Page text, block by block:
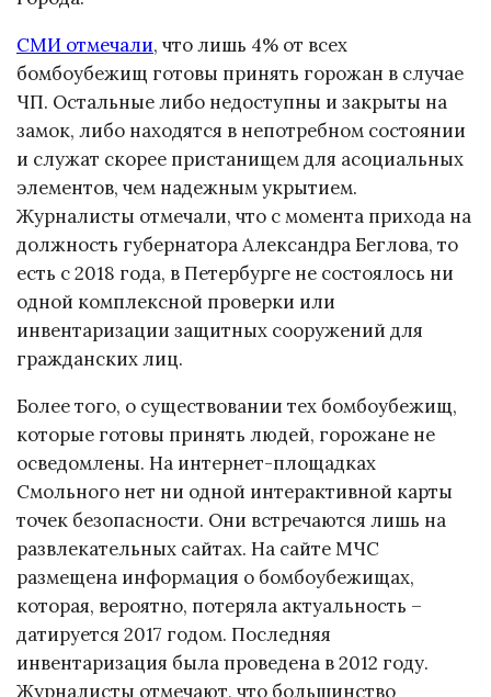
СМИ отмечали, что лишь 4% от всех
бомбоубежищ готовы принять горожан в случае
ЧП. Остальные либо недоступны и закрыты на
замок, либо находятся в непотребном состоянии
и служат скорее пристанищем для асоциальных
элементов, чем надежным укрытием.
Журналисты отмечали, что с момента прихода на
должность губернатора Александра Беглова, то
есть с 2018 года, в Петербурге не состоялось ни
одной комплексной проверки или
инвентаризации защитных сооружений для
гражданских лиц.
Более того, о существовании тех бомбоубежищ,
которые готовы принять людей, горожане не
осведомлены. На интернет-площадках
Смольного нет ни одной интерактивной карты
точек безопасности. Они встречаются лишь на
развлекательных сайтах. На сайте МЧС
размещена информация о бомбоубежищах,
которая, вероятно, потеряла актуальность –
датируется 2017 годом. Последняя
инвентаризация была проведена в 2012 году.
Журналисты отмечают, что большинство